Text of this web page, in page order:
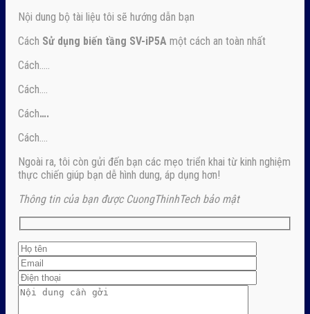
Nội dung bộ tài liệu tôi sẽ hướng dẫn bạn
Cách Sử dụng biến tầng SV-iP5A một cách an toàn nhất
Cách…..
Cách….
Cách….
Cách….
Ngoài ra, tôi còn gửi đến bạn các mẹo triển khai từ kinh nghiệm
thực chiến giúp bạn dễ hình dung, áp dụng hơn!
Thông tin của bạn được CuongThinhTech bảo mật